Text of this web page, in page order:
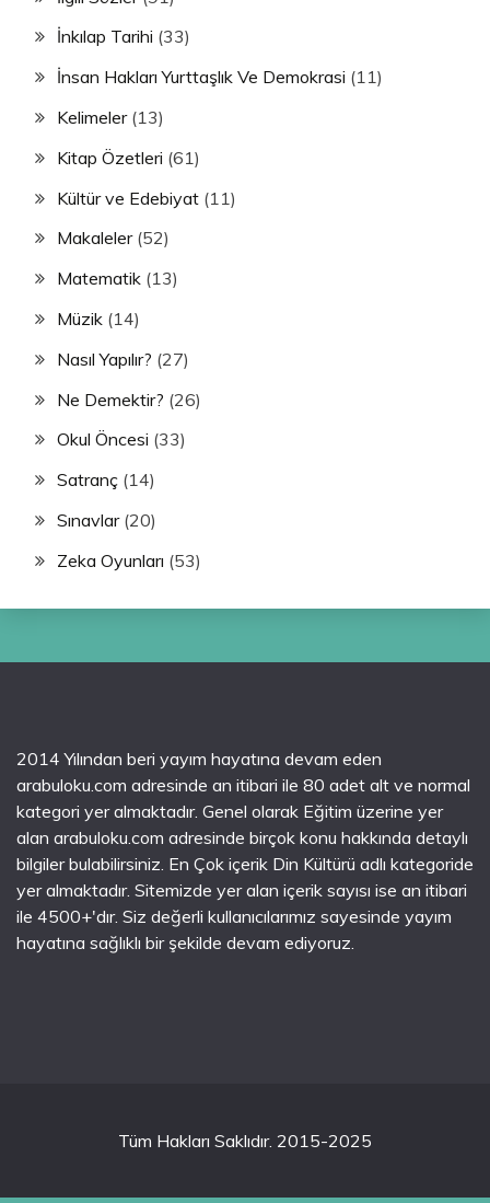
İnkılap Tarihi (33)
İnsan Hakları Yurttaşlık Ve Demokrasi (11)
Kelimeler(13)
Kitap Özetleri (61)
Kültür ve Edebiyat (11)
Makaleler(52)
Matematik (13)
Müzik (14)
Nasıl Yapılır? (27)
Ne Demektir? (26)
Okul Öncesi (33)
Satranç (14)
Sınavlar(20)
Zeka Oyunları (53)
2014 Yılından beri yayım hayatına devam eden
arabuloku.com adresinde an itibari ile 80 adet alt ve normal
kategori yer almaktadır. Genel olarak Eğitim üzerine yer
alan arabuloku.com adresinde birçok konu hakkında detaylı
bilgiler bulabilirsiniz. En Çok içerik Din Kültürü adlı kategoride
yer almaktadır. Sitemizde yer alan içerik sayısı ise an itibari
ile 4500+'dır. Siz değerli kullanıcılarımız sayesinde yayım
hayatına sağlıklı bir şekilde devam ediyoruz.
Tüm Hakları Saklıdır. 2015-2025